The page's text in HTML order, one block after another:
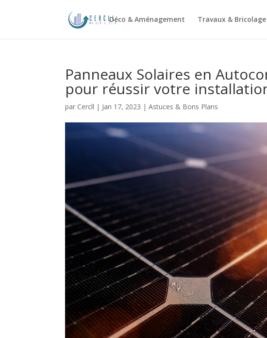
Déco & Aménagement Travaux & Bricolage
Panneaux Solaires en
pour réussir votre
par Cercll | Jan 17, 2023 |Astuces & Bons Plans